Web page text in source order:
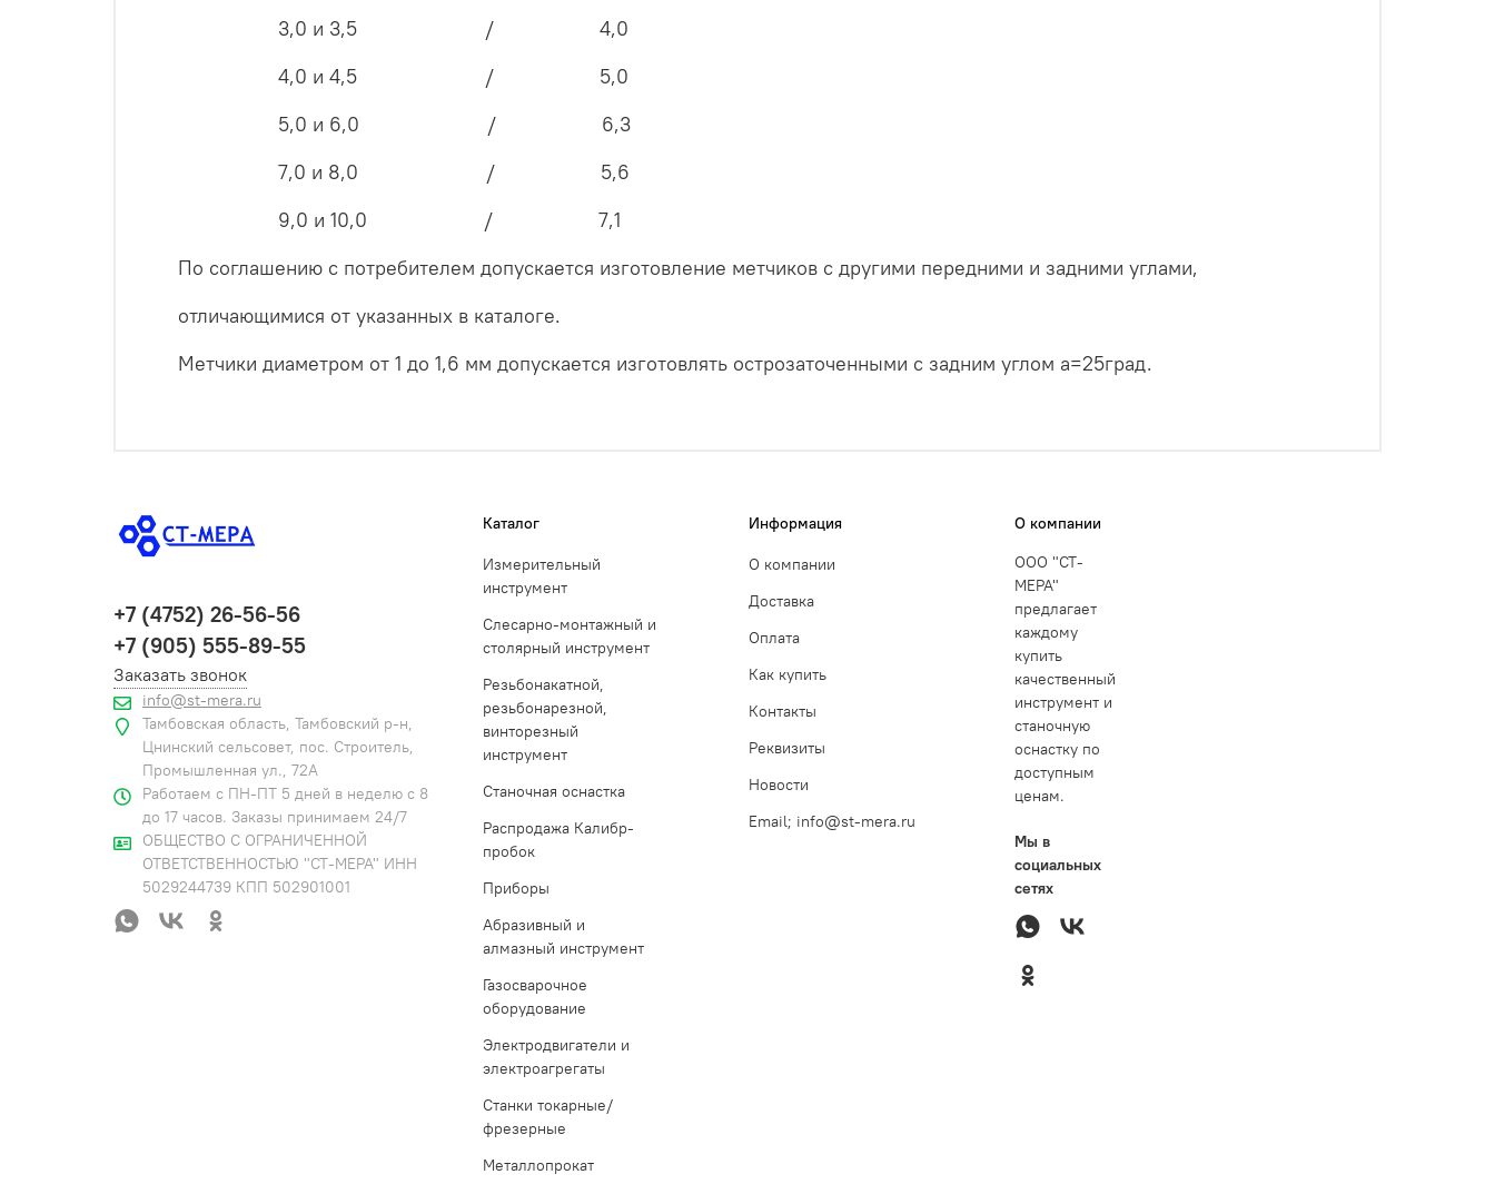
3,0 и 3,5 / 4,0
4,0 и 4,5 / 5,0
5,0 и 6,0 / 6,3
7,0 и 8,0 / 5,6
9,0 и 10,0 / 7,1
По соглашению с потребителем допускается изготовление метчиков с другими передними и задними углами,
отличающимися от указанных в каталоге.
Метчики диаметром от 1 до 1,6 мм допускается изготовлять острозаточенными с задним углом а=25град.
Каталог
Измерительный
инструмент
Слесарно-монтажный и
столярный инструмент
Резьбонакатной,
резьбонарезной,
винторезный
инструмент
Станочная оснастка
Распродажа Калибр-
пробок
Приборы
Абразивный и
алмазный инструмент
Газосварочное
оборудование
Электродвигатели и
электроагрегаты
Станки токарные/
фрезерные
Металлопрокат
Информация
О компании
Доставка
Оплата
Как купить
Контакты
Реквизиты
Новости
Email; info@st-mera.ru
О компании
ООО "СТ-
МЕРА"
предлагает
каждому
купить
качественный
инструмент и
станочную
оснастку по
доступным
ценам.
Мы в
социальных
сетях
+7 (4752) 26-56-56
+7 (905) 555-89-55
Заказать звонок
info@st-mera.ru
Тамбовская область, Тамбовский р-н,
Цнинский сельсовет, пос. Строитель,
Промышленная ул., 72А
Работаем с ПН-ПТ 5 дней в неделю с 8
до 17 часов. Заказы принимаем 24/7
ОБЩЕСТВО С ОГРАНИЧЕННОЙ
ОТВЕТСТВЕННОСТЬЮ "СТ-МЕРА" ИНН
5029244739 КПП 502901001